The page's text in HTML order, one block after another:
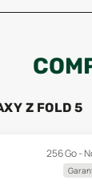
Z FOLD 5
256 Go -